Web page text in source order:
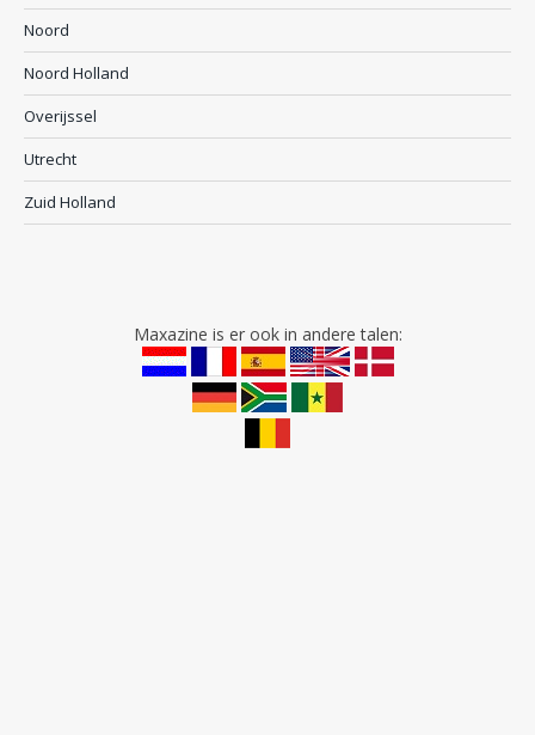
Noord
Noord Holland
Overijssel
Utrecht
Zuid Holland
Maxazine is er ook in andere talen: